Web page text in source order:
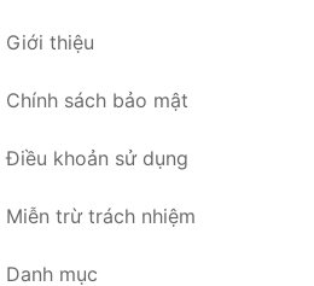
Giới thiệu
Chính sách bảo mật
Điều khoản sử dụng
Miễn trừ trách nhiệm
Danh mục